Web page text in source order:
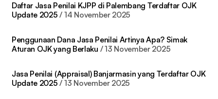
Daftar Jasa Penilai KJPP di Palembang Terdaftar OJK
Update 2025
14 November 2025
Penggunaan Dana Jasa Penilai Artinya Apa? Simak
Aturan OJK yang Berlaku
13 November 2025
Jasa Penilai (Appraisal) Banjarmasin yang Terdaftar OJK
Update 2025
13 November 2025